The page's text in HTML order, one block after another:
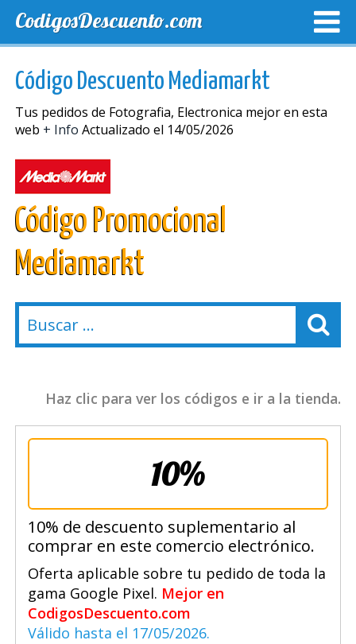
CodigosDescuento.com
Código Descuento Mediamarkt
Tus pedidos de Fotografia, Electronica mejor en esta
web + Info Actualizado el 14/05/2026
Código Promocional
Mediamarkt
Haz clic para ver los códigos e ir a la tienda.
10%
10% de descuento suplementario al
comprar en este comercio electrónico.
Oferta aplicable sobre tu pedido de toda la
gama Google Pixel. Mejor en
CodigosDescuento.com
Válido hasta el 17/05/2026.